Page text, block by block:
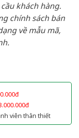
khách hàng.
chính sách bán
về mẫu mã,
viên thân thiết